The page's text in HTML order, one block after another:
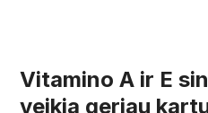
Vitamino A ir E
veikia geriau